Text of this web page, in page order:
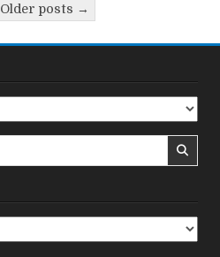
Older posts →